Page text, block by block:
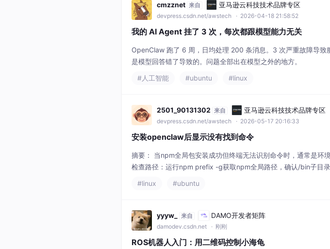
cmzznet 来自 亚马逊云科技技术品牌专区
devpress.csdn.net/awstech · 2026-04-18 21:58:52
我的 AI Agent 挂了 3 次，每次都跟模型能力无关
OpenClaw 跑了 6 周，日均处理 200 条消息。3 次严重故障导致
是模型回答错了导致的。问题全部出在模型之外的地方。
#人工智能
#ubuntu #linux
2501_90131302 来自 亚马逊云科技技术品牌专区
devpress.csdn.net/awstech · 2026-05-17 20:16:33
安装openclaw后显示没有找到命令
摘要： 当npm全局包安装成功但终端无法识别命令时，通常是环
检查路径：运行npm prefix -g获取npm全局路径，确认/bin子目
#linux #ubuntu
yyyw_ 来自 DAMO开发者矩阵
damodev.csdn.net · 刚刚
ROS机器人入门：用二维码控制小海龟